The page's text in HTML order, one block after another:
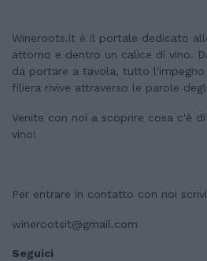
Wineroots.it è il portale dedicato
attorno e dentro un calice di vino.
da portare a tavola, tutto l'impegno
filiera rivive attraverso le parole
Venite con noi a scoprire cosa c'è
vino!
Per entrare in contatto con noi
winerootsit@gmail.com
Seguici